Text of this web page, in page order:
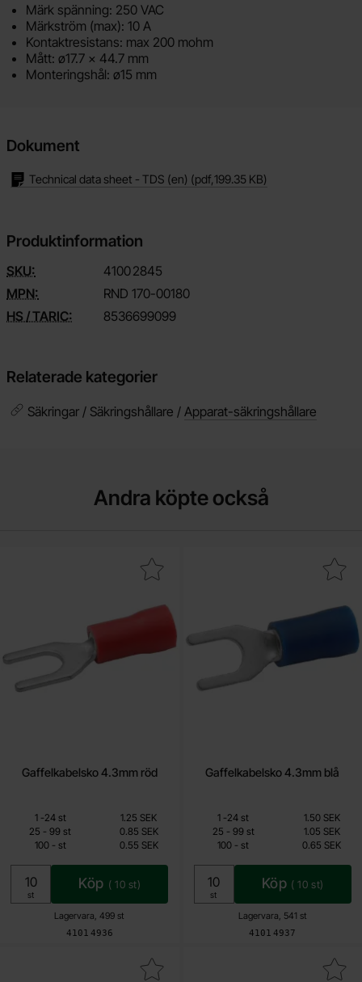
Märk spänning: 250 VAC
Märkström (max): 10 A
Kontaktresistans: max 200 mohm
Mått: ø17.7 x 44.7 mm
Monteringshål: ø15 mm
Dokument
Technical data sheet - TDS (en) (pdf,199.35 KB)
Produktinformation
SKU: 41002845
MPN:
RND 170-00180
HS / TARIC:
8536699099
Relaterade kategorier
Säkringar / Säkringshållare / Apparat-säkringshållare
Andra köpte också
Gaffelkabelsko 4.3mm röd
Art. nr
4101 4936
Lagervara, 499 st
0.55 SEK
Inklusive 25% moms
Enhet:
st
Köp ( 10 st)
Makera gaffelkabelsko 4.3mm röd som favorit
Mängdrabatt
Pris /st
1 -till
24 st
1.25 SEK
25 - till
99 st
0.85 SEK
100 -tillst 0.55 SEK
Gaffelkabelsko 4.3mm blå
Art. nr
4101 4937
Lagervara, 541 st
0.65 SEK
Inklusive 25% moms
Enhet:
st
Köp ( 10 st)
Makera gaffelkabelsko
Mängdrabatt
Pris /st
1 -till
24 st
1.50 SEK
25 -till99 st
1.05 SEK
100 - till
st 0.65 SEK
Makera insexskruv MC6S M4x20 svart som favorit
Makera 74AHCT125N DIP-14 Quad